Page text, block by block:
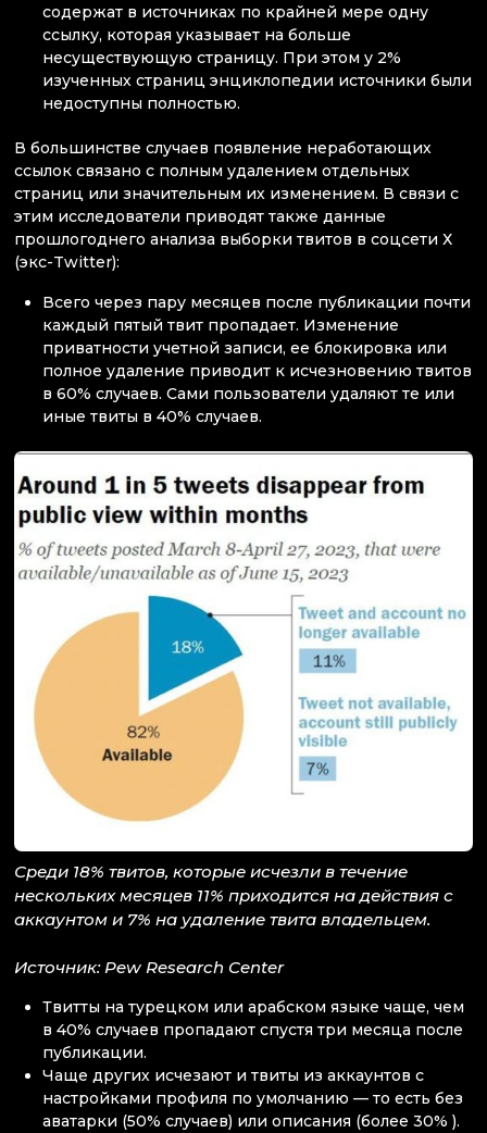
содержат в источниках по крайней мере одну
ссылку, которая указывает на больше
несуществующую страницу. При этом у 2%
изученных страниц энциклопедии источники были
недоступны полностью.
В большинстве случаев появление неработающих
ссылок связано с полным удалением отдельных
страниц или значительным их изменением. В связи с
этим исследователи приводят также данные
прошлогоднего анализа выборки твитов в соцсети Х
(экс-Twitter):
Всего через пару месяцев после публикации почти
каждый пятый твит пропадает. Изменение
приватности учетной записи, ее блокировка или
полное удаление приводит к исчезновению твитов
в 60% случаев. Сами пользователи удаляют те или
иные твиты в 40% случаев.
Среди 18% твитов, которые исчезли в течение
нескольких месяцев 11% приходится на действия с
аккаунтом и 7% на удаление твита владельцем.
Источник: Pew Research Center
Твитты на турецком или арабском языке чаще, чем
в 40% случаев пропадают спустя три месяца после
публикации.
Чаще других исчезают и твиты из аккаунтов с
настройками профиля по умолчанию — то есть без
аватарки (50% случаев) или описания (более 30% ).